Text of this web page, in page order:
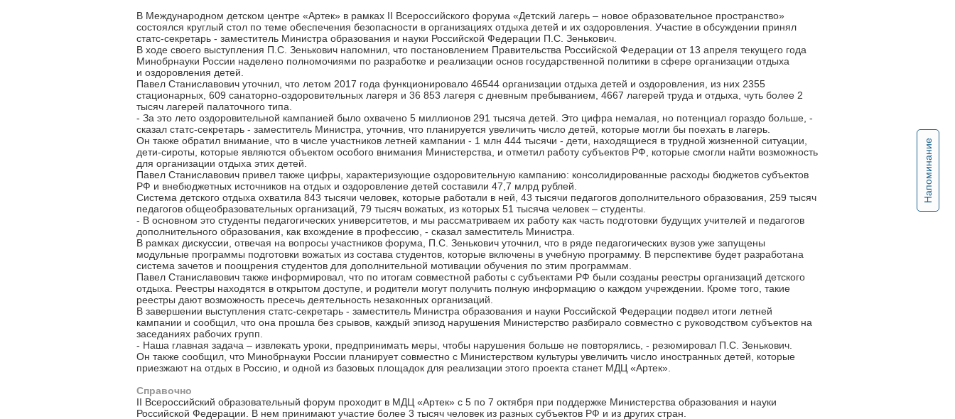
Напоминание
В Международном детском центре «Артек» в рамках II Всероссийского форума «Детский лагерь – новое образовательное пространство»
состоялся круглый стол по теме обеспечения безопасности в организациях отдыха детей и их оздоровления. Участие в обсуждении принял
статс-секретарь - заместитель Министра образования и науки Российской Федерации П.С. Зенькович.
В ходе своего выступления П.С. Зенькович напомнил, что постановлением Правительства Российской Федерации от 13 апреля текущего года
Минобрнауки России наделено полномочиями по разработке и реализации основ государственной политики в сфере организации отдыха
и оздоровления детей.
Павел Станиславович уточнил, что летом 2017 года функционировало 46544 организации отдыха детей и оздоровления, из них 2355
стационарных, 609 санаторно-оздоровительных лагеря и 36 853 лагеря с дневным пребыванием, 4667 лагерей труда и отдыха, чуть более 2
тысяч лагерей палаточного типа.
- За это лето оздоровительной кампанией было охвачено 5 миллионов 291 тысяча детей. Это цифра немалая, но потенциал гораздо больше, -
сказал статс-секретарь - заместитель Министра, уточнив, что планируется увеличить число детей, которые могли бы поехать в лагерь.
Он также обратил внимание, что в числе участников летней кампании - 1 млн 444 тысячи - дети, находящиеся в трудной жизненной ситуации,
дети-сироты, которые являются объектом особого внимания Министерства, и отметил работу субъектов РФ, которые смогли найти возможность
для организации отдыха этих детей.
Павел Станиславович привел также цифры, характеризующие оздоровительную кампанию: консолидированные расходы бюджетов субъектов
РФ и внебюджетных источников на отдых и оздоровление детей составили 47,7 млрд рублей.
Система детского отдыха охватила 843 тысячи человек, которые работали в ней, 43 тысячи педагогов дополнительного образования, 259 тысяч
педагогов общеобразовательных организаций, 79 тысяч вожатых, из которых 51 тысяча человек – студенты.
- В основном это студенты педагогических университетов, и мы рассматриваем их работу как часть подготовки будущих учителей и педагогов
дополнительного образования, как вхождение в профессию, - сказал заместитель Министра.
В рамках дискуссии, отвечая на вопросы участников форума, П.С. Зенькович уточнил, что в ряде педагогических вузов уже запущены
модульные программы подготовки вожатых из состава студентов, которые включены в учебную программу. В перспективе будет разработана
система зачетов и поощрения студентов для дополнительной мотивации обучения по этим программам.
Павел Станиславович также информировал, что по итогам совместной работы с субъектами РФ были созданы реестры организаций детского
отдыха. Реестры находятся в открытом доступе, и родители могут получить полную информацию о каждом учреждении. Кроме того, такие
реестры дают возможность пресечь деятельность незаконных организаций.
В завершении выступления статс-секретарь - заместитель Министра образования и науки Российской Федерации подвел итоги летней
кампании и сообщил, что она прошла без срывов, каждый эпизод нарушения Министерство разбирало совместно с руководством субъектов на
заседаниях рабочих групп.
- Наша главная задача – извлекать уроки, предпринимать меры, чтобы нарушения больше не повторялись, - резюмировал П.С. Зенькович.
Он также сообщил, что Минобрнауки России планирует совместно с Министерством культуры увеличить число иностранных детей, которые
приезжают на отдых в Россию, и одной из базовых площадок для реализации этого проекта станет МДЦ «Артек».
Справочно
II Всероссийский образовательный форум проходит в МДЦ «Артек» с 5 по 7 октября при поддержке Министерства образования и науки
Российской Федерации. В нем принимают участие более 3 тысяч человек из разных субъектов РФ и из других стран.